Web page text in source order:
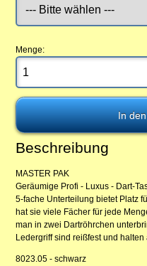
Menge:
Beschreibung
MASTER PAK
Geräumige Profi - Luxus - Dart-
5-fache Unterteilung bietet Platz
hat sie viele Fächer für jede
man in zwei Dartröhrchen
Ledergriff sind reißfest und
8023.05 - schwarz